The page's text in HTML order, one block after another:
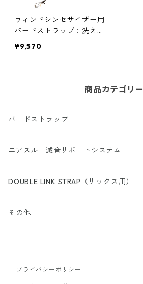
ウィンドシンセサイザー用
バードストラップ：洗える
あり）
¥9,570
商品カテゴリー
バードストラップ
サックス用
完成品（すべての商品）
完成品（ウォッシャブル）
完成品（ブレードクリンチタイプ）
ショルダー（サックス／ファゴット用）
完成品
クラリネット用
カスタムパーツ/アクセサリー
ストラップ
カスタムパーツ
エアスルー減音サポートシステム
エアスルー・リード
エアスルー・ミュートバッグ
エアスルー・パッチ
DOUBLE LINK STRAP（サックス用）
その他
カラーリングパッド（トランペット用）
プライバシーポリシー